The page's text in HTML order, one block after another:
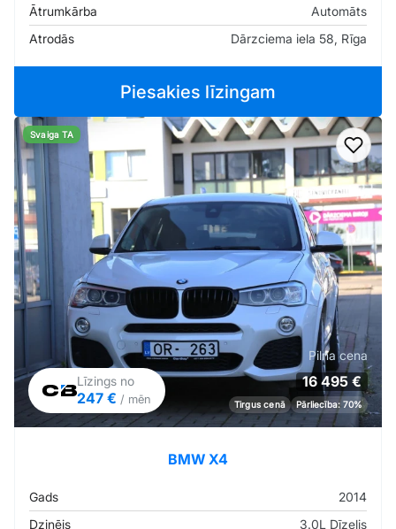
Ātrumkārba
Automāts
Atrodās
Dārzciema iela 58, Rīga
Piesakies līzingam
Svaiga TA
Līzings no
247 € / mēn
Pilna cena
16 495 €
Tirgus cenā Pārliecība: 70%
BMW X4
Gads
2014
Dzinējs
3.0L Dīzelis